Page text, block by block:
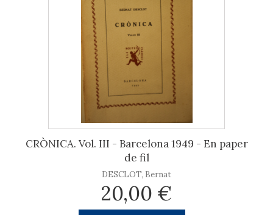
CRÒNICA. Vol. III - Barcelona 1949 - En paper
de fil
DESCLOT, Bernat
20,00 €